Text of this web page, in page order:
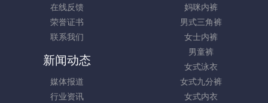
在线反馈
荣誉证书
联系我们
妈咪内裤
男式三角裤
女士内裤
男童裤
女式泳衣
女式九分裤
女式内衣
新闻动态
媒体报道
行业资讯